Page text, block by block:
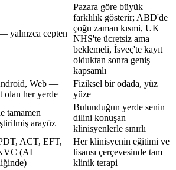
yalnızca cepten
Pazara göre büyük
farklılık gösterir; ABD'de
çoğu zaman kısmi, UK
NHS'te ücretsiz ama
beklemeli, İsveç'te kayıt
olduktan sonra geniş
kapsamlı
Web —
olan her yerde
Fiziksel bir odada, yüz
yüze
tamamen
arayüz
Bulunduğun yerde senin
dilini konuşan
klinisyenlerle sınırlı
ACT, EFT,
(AI
Her klinisyenin eğitimi ve
lisansı çerçevesinde tam
klinik terapi